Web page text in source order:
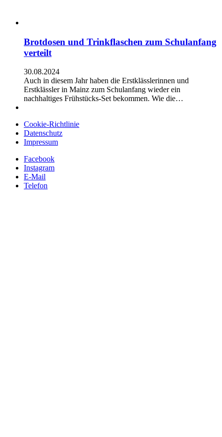
Brotdosen und Trinkflaschen zum Schulanfang
verteilt
30.08.2024
Auch in diesem Jahr haben die Erstklässlerinnen und
Erstklässler in Mainz zum Schulanfang wieder ein
nachhaltiges Frühstücks-Set bekommen. Wie die…
Cookie-Richtlinie
Datenschutz
Impressum
Facebook
Instagram
E-Mail
Telefon